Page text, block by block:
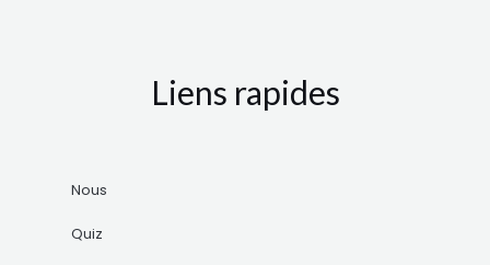
Liens rapides
Nous
Quiz